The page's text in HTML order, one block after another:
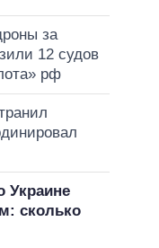
за
12 судов
рф
Украине
сколько